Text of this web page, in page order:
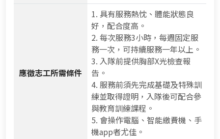
應徵志工所需條件
1. 具有服務熱忱、體能狀態良
好，配合度高。
2. 每次服務3小時，每週固定服
務一次，可持續服務一年以上。
3. 入隊前提供胸部X光檢查報
告。
4. 服務前須先完成基礎及特殊訓
練並取得證明，入隊後可配合參
與教育訓練課程。
5. 會操作電腦、智能繳費機、手
機app者尤佳。